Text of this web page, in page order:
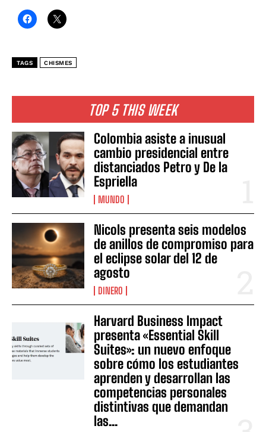
TOP 5 THIS WEEK
Colombia asiste a inusual
cambio presidencial entre
distanciados Petro y De la
Espriella
MUNDO
Nicols presenta seis modelos
de anillos de compromiso para
el eclipse solar del 12 de
agosto
DINERO
Harvard Business Impact
presenta «Essential Skill
Suites»: un nuevo enfoque
sobre cómo los estudiantes
aprenden y desarrollan las
competencias personales
distintivas que demandan
las...
TAGS CHISMES